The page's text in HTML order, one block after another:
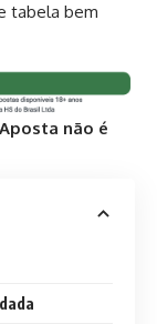
tabela bem
não é